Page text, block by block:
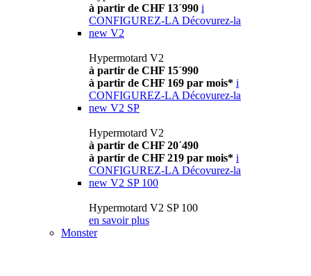
à partir de CHF 13´990 i
CONFIGUREZ-LA Décovurez-la
new V2
Hypermotard V2
à partir de CHF 15´990
à partir de CHF 169 par mois* i
CONFIGUREZ-LA Décovurez-la
new V2 SP
Hypermotard V2
à partir de CHF 20´490
à partir de CHF 219 par mois* i
CONFIGUREZ-LA Décovurez-la
new V2 SP 100
Hypermotard V2 SP 100
en savoir plus
Monster